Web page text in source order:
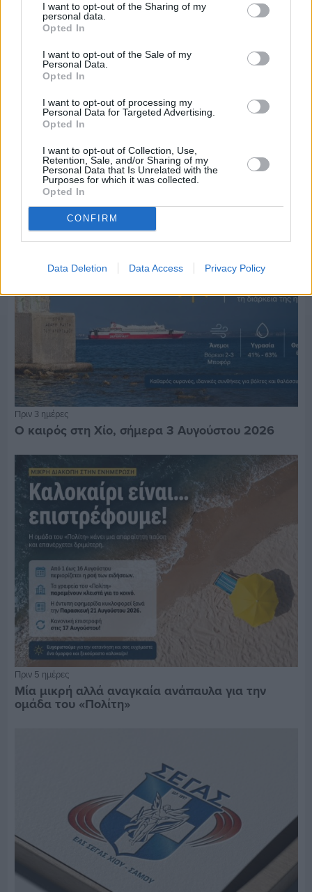
I want to opt-out of the Sharing of my
personal data.
Opted In
I want to opt-out of the Sale of my
Personal Data.
Opted In
I want to opt-out of processing my
Personal Data for Targeted Advertising.
Opted In
I want to opt-out of Collection, Use,
Retention, Sale, and/or Sharing of my
Personal Data that Is Unrelated with the
Purposes for which it was collected.
Opted In
CONFIRM
Data Deletion Data Access Privacy Policy
70 χρόνια ιστορίας και συγκίνησης για το
Ανδρεάδειο Γυμνάσιο Βροντάδου
Πριν 3 ημέρες
Ο καιρός στη Χίο, σήμερα 3 Αυγούστου 2026
Πριν 5 ημέρες
Μία μικρή αλλά αναγκαία ανάπαυλα για την
ομάδα του «Πολίτη»